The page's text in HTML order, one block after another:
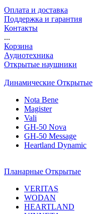
Оплата и доставка
Поддержка и гарантия
Контакты
...
Корзина
Аудиотехника
Открытые наушники
Динамические Открытые
Nota Bene
Magister
Vali
GH-50 Nova
GH-50 Message
Heartland Dynamic
Планарные Открытые
VERITAS
WODAN
HEARTLAND